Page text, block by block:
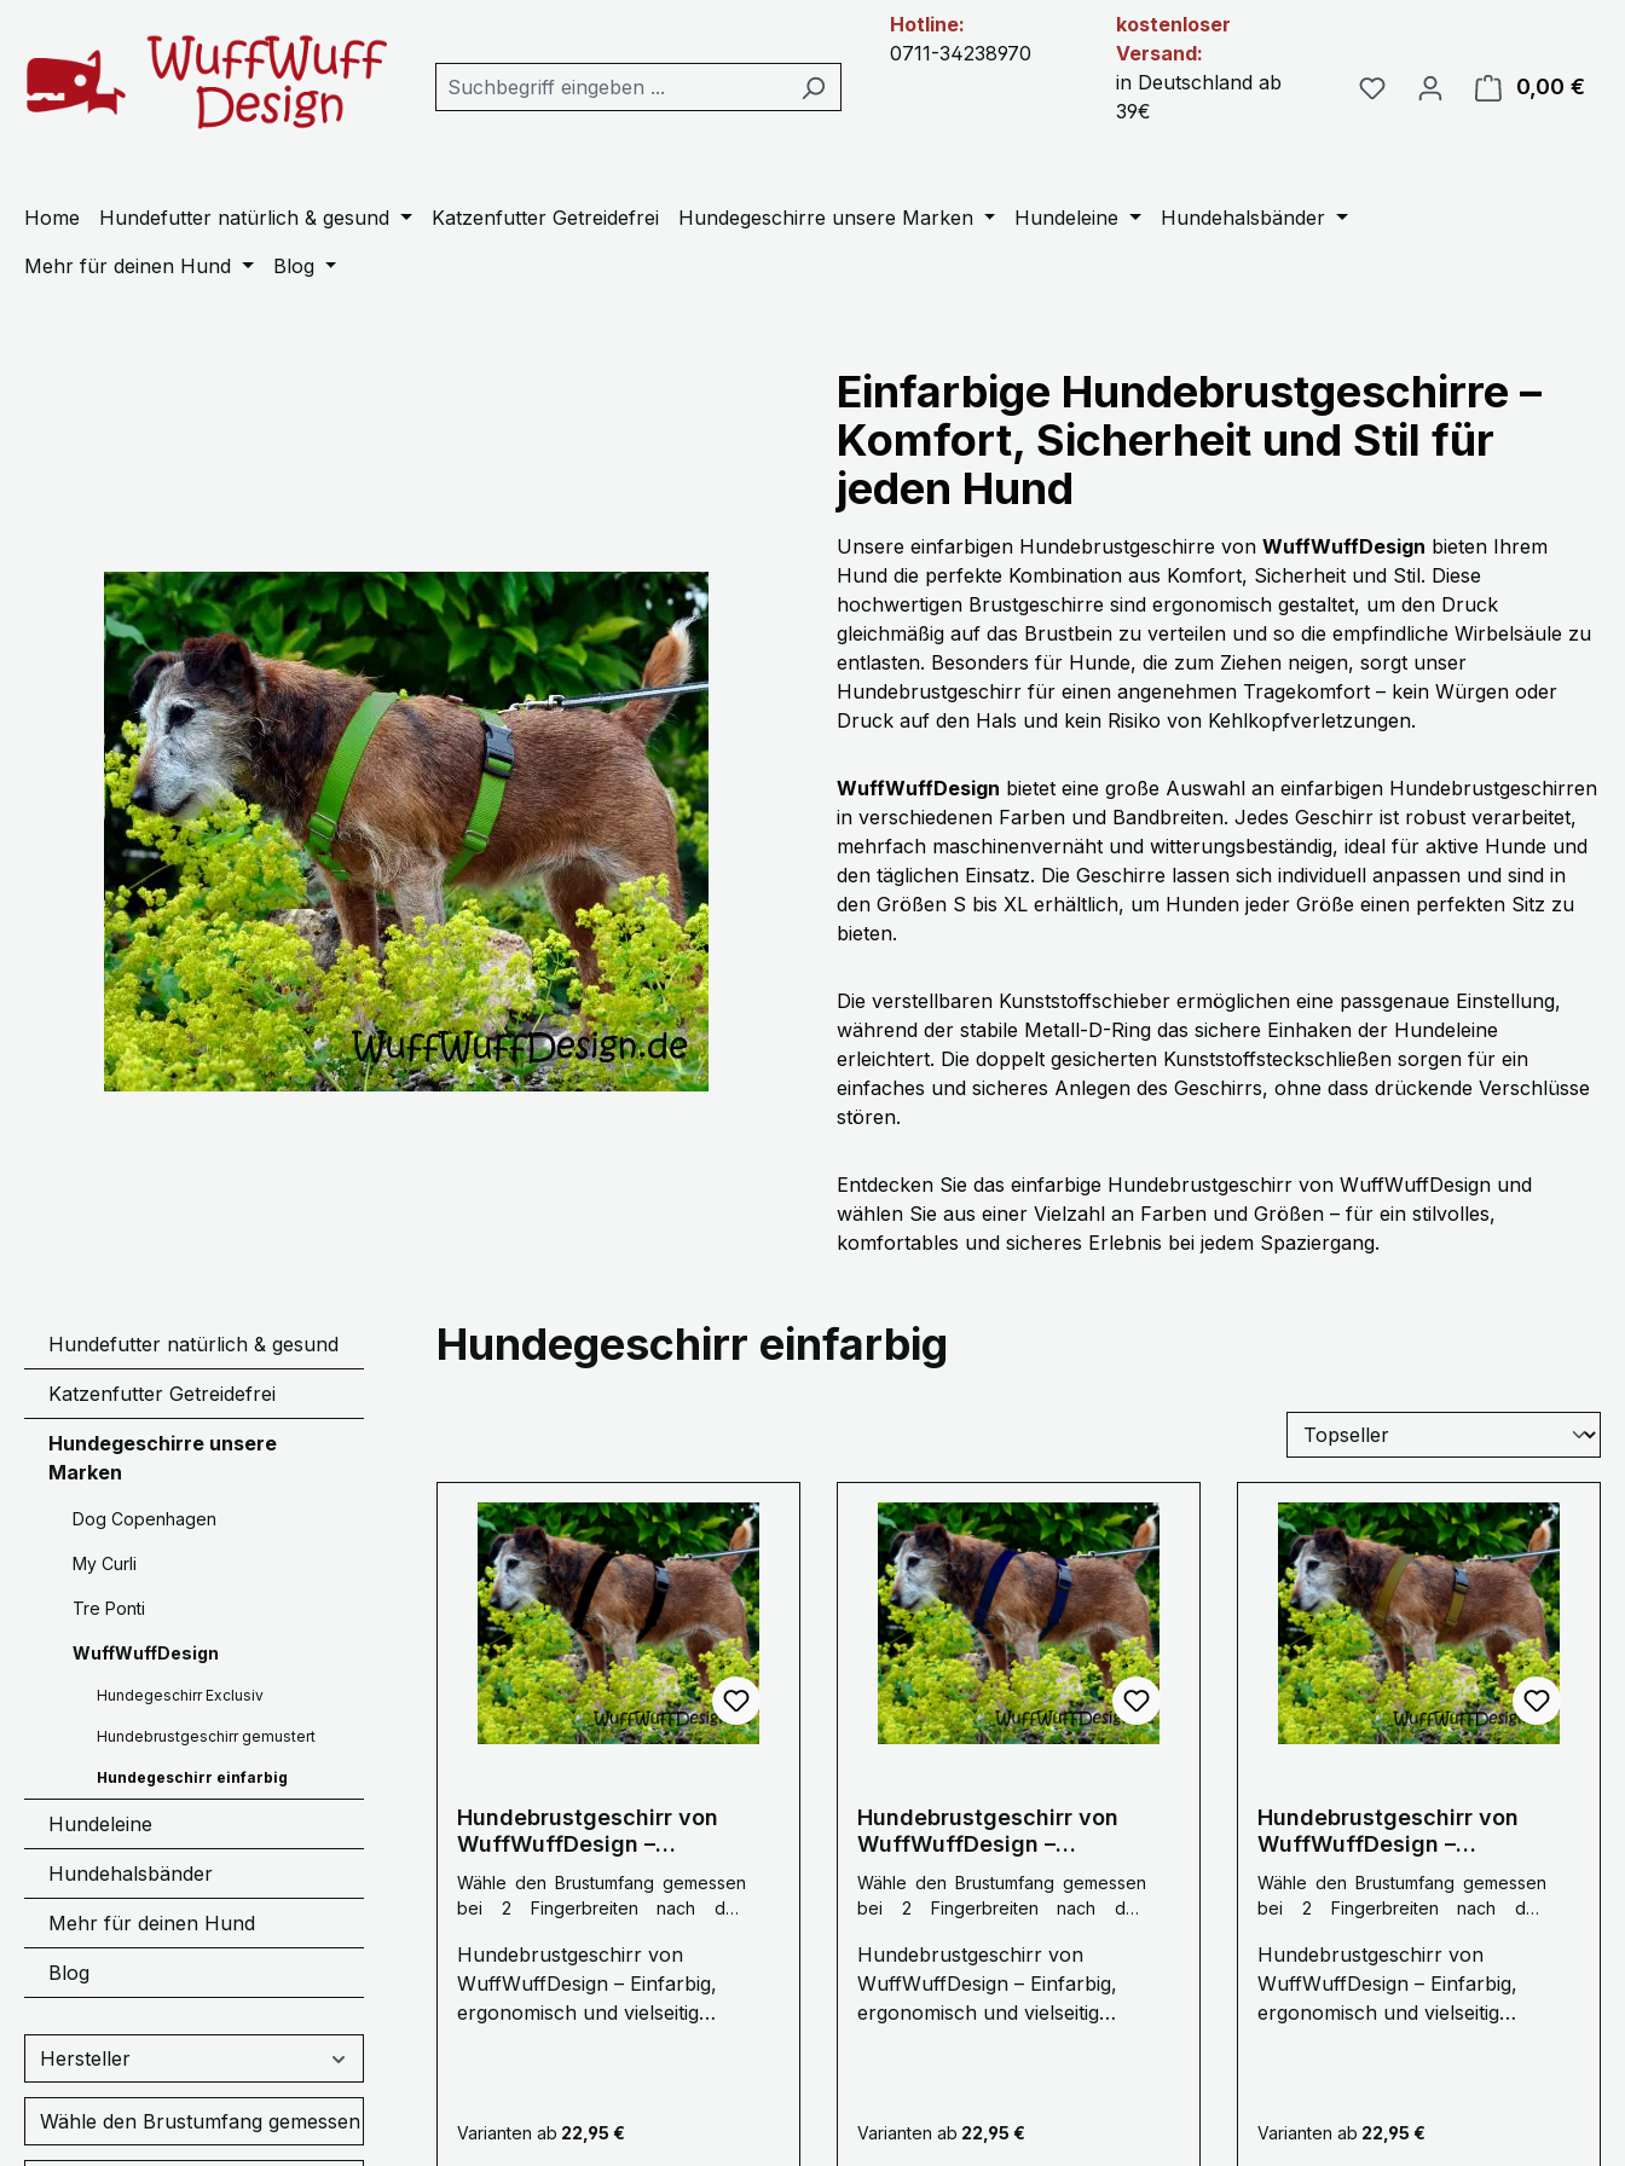
Hotline:
0711-34238970
kostenloser
Versand:
in Deutschland ab
39€
0,00 €
Home Hundefutter natürlich & gesund Katzenfutter Getreidefrei Hundegeschirre unsere Marken Hundeleine
Hundehalsbänder
Mehr für deinen Hund
Blog
Einfarbige Hundebrustgeschirre –
Komfort, Sicherheit und Stil für
jeden Hund
Unsere einfarbigen Hundebrustgeschirre von WuffWuffDesign bieten Ihrem
Hund die perfekte Kombination aus Komfort, Sicherheit und Stil. Diese
hochwertigen Brustgeschirre sind ergonomisch gestaltet, um den Druck
gleichmäßig auf das Brustbein zu verteilen und so die empfindliche Wirbelsäule zu
entlasten. Besonders für Hunde, die zum Ziehen neigen, sorgt unser
Hundebrustgeschirr für einen angenehmen Tragekomfort – kein Würgen oder
Druck auf den Hals und kein Risiko von Kehlkopfverletzungen.
WuffWuffDesign bietet eine große Auswahl an einfarbigen Hundebrustgeschirren
in verschiedenen Farben und Bandbreiten. Jedes Geschirr ist robust verarbeitet,
mehrfach maschinenvernäht und witterungsbeständig, ideal für aktive Hunde und
den täglichen Einsatz. Die Geschirre lassen sich individuell anpassen und sind in
den Größen S bis XL erhältlich, um Hunden jeder Größe einen perfekten Sitz zu
bieten.
Die verstellbaren Kunststoffschieber ermöglichen eine passgenaue Einstellung,
während der stabile Metall-D-Ring das sichere Einhaken der Hundeleine
erleichtert. Die doppelt gesicherten Kunststoffsteckschließen sorgen für ein
einfaches und sicheres Anlegen des Geschirrs, ohne dass drückende Verschlüsse
stören.
Entdecken Sie das einfarbige Hundebrustgeschirr von WuffWuffDesign und
wählen Sie aus einer Vielzahl an Farben und Größen – für ein stilvolles,
komfortables und sicheres Erlebnis bei jedem Spaziergang.
Hundefutter natürlich & gesund
Katzenfutter Getreidefrei
Hundegeschirre unsere
Marken
Dog Copenhagen
My Curli
Tre Ponti
WuffWuffDesign
Hundegeschirr Exclusiv
Hundebrustgeschirr gemustert
Hundegeschirr einfarbig
Hundeleine
Hundehalsbänder
Mehr für deinen Hund
Blog
Hersteller
Wähle den Brustumfang gemessen bei 2 Fingerbreiten nach den Vorderbeinen
Hundegeschirr einfarbig
Hundebrustgeschirr von
WuffWuffDesign –
Ergonomisch & Langlebig
Wähle den Brustumfang gemessen
bei 2 Fingerbreiten nach den
Brustumfang|Wähle die
Gurtbandbreite:30 mm|Wähle die
Gurtbandfarbe :Schwarz
Hundebrustgeschirr von
WuffWuffDesign – Einfarbig,
ergonomisch und vielseitig
Gesundheit und das Wohlbefinden
Varianten ab 22,95 €
Hundebrustgeschirr von
WuffWuffDesign –
Ergonomisch & Langlebig
Wähle den Brustumfang gemessen
bei 2 Fingerbreiten nach den
Brustumfang|Wähle die
Gurtbandbreite:30 mm|Wähle die
Gurtbandfarbe :Dunkelblau
Hundebrustgeschirr von
WuffWuffDesign – Einfarbig,
ergonomisch und vielseitig
Gesundheit und das Wohlbefinden
Varianten ab 22,95 €
Hundebrustgeschirr von
WuffWuffDesign –
Ergonomisch & Langlebig
Wähle den Brustumfang gemessen
bei 2 Fingerbreiten nach den
Brustumfang|Wähle die
Gurtbandbreite:25 mm|Wähle die
Gurtbandfarbe :Oliv
Hundebrustgeschirr von
WuffWuffDesign – Einfarbig,
ergonomisch und vielseitig
Gesundheit und das Wohlbefinden
Varianten ab 22,95 €